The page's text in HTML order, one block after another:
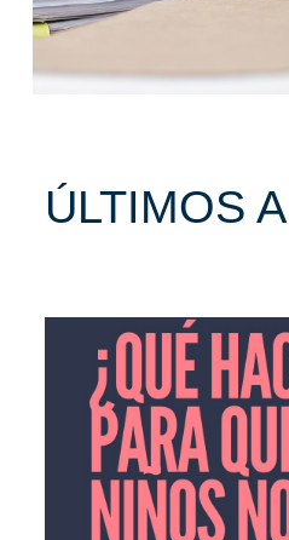
ÚLTIMOS